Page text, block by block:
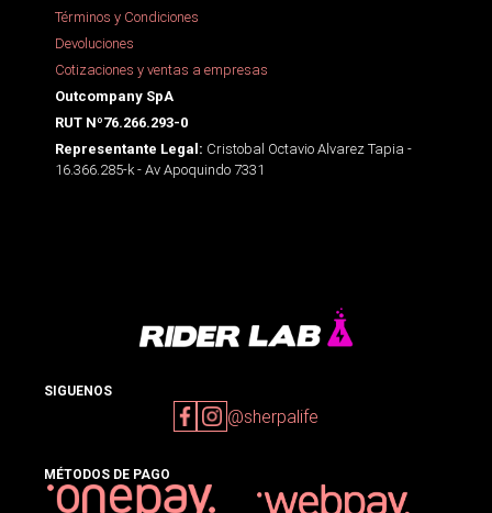
Términos y Condiciones
Devoluciones
Cotizaciones y ventas a empresas
Outcompany SpA
RUT Nº76.266.293-0
Representante Legal: Cristobal Octavio Alvarez Tapia -
16.366.285-k - Av Apoquindo 7331
SIGUENOS
@sherpalife
MÉTODOS DE PAGO